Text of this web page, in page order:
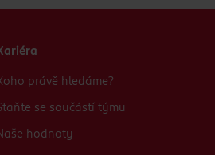
právě hledáme?
se součástí týmu
hodnoty